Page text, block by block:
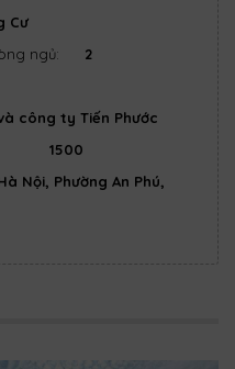
Cư
ngủ:
2
công ty Tiến Phước
1500
Nội, Phường An Phú,